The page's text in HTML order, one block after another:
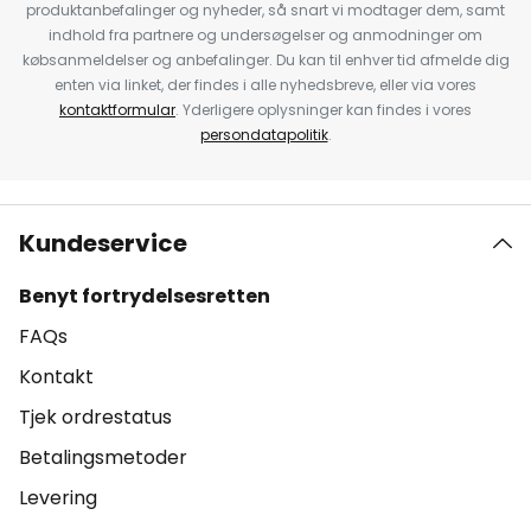
produktanbefalinger og nyheder, så snart vi modtager dem, samt
indhold fra partnere og undersøgelser og anmodninger om
købsanmeldelser og anbefalinger. Du kan til enhver tid afmelde dig
enten via linket, der findes i alle nyhedsbreve, eller via vores
kontaktformular. Yderligere oplysninger kan findes i vores
persondatapolitik.
Kundeservice
Benyt fortrydelsesretten
FAQs
Kontakt
Tjek ordrestatus
Betalingsmetoder
Levering